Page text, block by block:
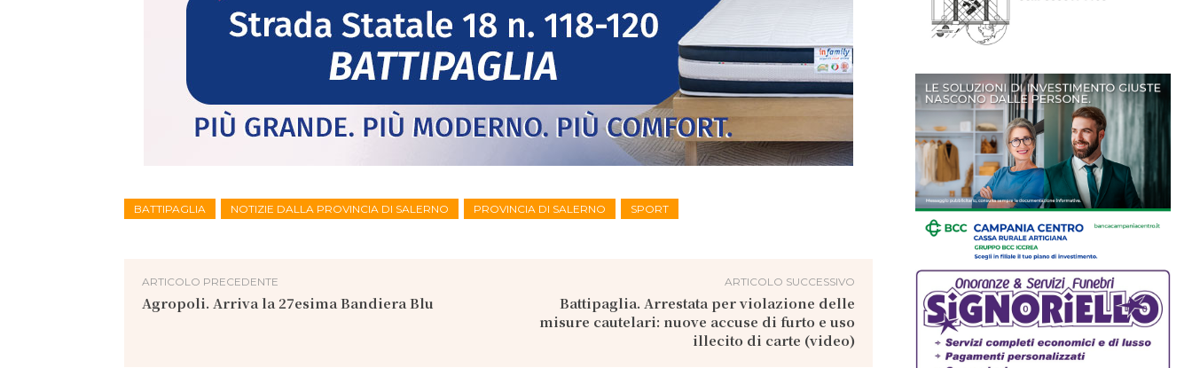
BATTIPAGLIA NOTIZIE DALLA PROVINCIA DI SALERNO PROVINCIA DI SALERNO SPORT
ARTICOLO PRECEDENTE
Agropoli. Arriva la 27esima Bandiera Blu
ARTICOLO SUCCESSIVO
Battipaglia. Arrestata per violazione delle
misure cautelari: nuove accuse di furto e uso
illecito di carte (video)